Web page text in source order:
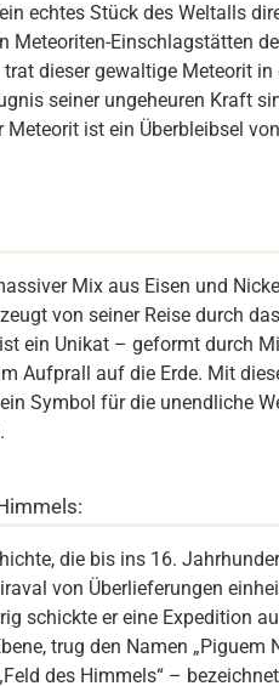
echtes Stück des Weltalls
Einschlagstätten
dieser gewaltige Meteorit
seiner ungeheuren Kraft
ist ein Überbleibsel
Mix aus Eisen und
von seiner Reise durch
ein Unikat – geformt durch
Aufprall auf die Erde. Mit
Symbol für die unendliche
die bis ins 16.
von Überlieferungen
schickte er eine Expedition
trug den Namen „Piguem
des Himmels“ –